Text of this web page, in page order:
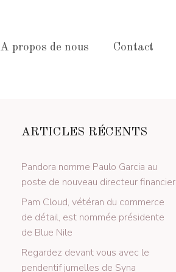
A propos de nous Contact
ARTICLES RÉCENTS
Pandora nomme Paulo Garcia au
poste de nouveau directeur financier
Pam Cloud, vétéran du commerce
de détail, est nommée présidente
de Blue Nile
Regardez devant vous avec le
pendentif jumelles de Syna